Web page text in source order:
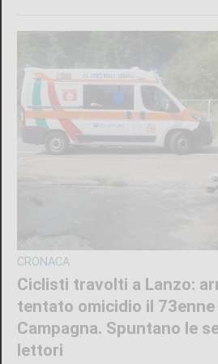
CRONACA
Ciclisti travolti a Lanzo:
tentato omicidio il 73enne
Campagna. Spuntano le
lettori